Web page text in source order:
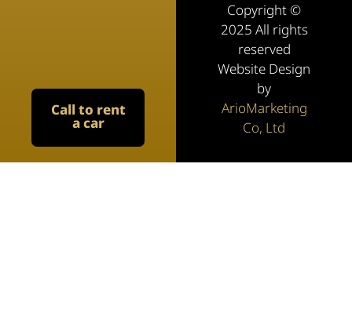
Call to rent
a car
Copyright ©
2025 All rights
reserved
Website Design
by
ArioMarketing
Co, Ltd